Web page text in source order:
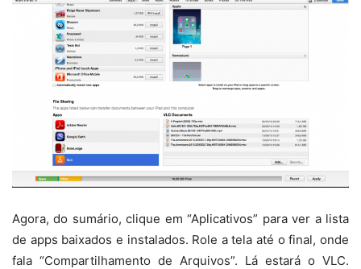
Agora, do sumário, clique em “Aplicativos” para ver a lista
de apps baixados e instalados. Role a tela até o final, onde
fala “Compartilhamento de Arquivos”. Lá estará o VLC.